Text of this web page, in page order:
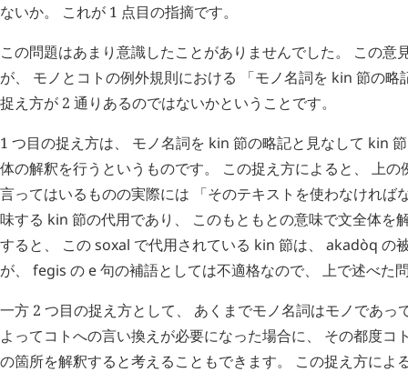
ないか。 これが 1 点目の指摘です。
この問題はあまり意識したことがありませんでした。 この意
が、 モノとコトの例外規則における 「モノ名詞を kin 節の略
捉え方が 2 通りあるのではないかということです。
1 つ目の捉え方は、 モノ名詞を kin 節の略記と見なして kin
体の解釈を行うというものです。 この捉え方によると、 上
言ってはいるものの実際には 「そのテキストを使わなければ
味する kin 節の代用であり、 このもともとの意味で文全体を
すると、 このsoxal で代用されている kin 節は、 akadòq の
が、 fegis の e句の補語としては不適格なので、 上で述べた
一方 2 つ目の捉え方として、 あくまでモノ名詞はモノであっ
よってコトへの言い換えが必要になった場合に、 その都度コ
の箇所を解釈すると考えることもできます。 この捉え方によ